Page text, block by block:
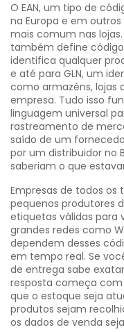
O EAN, um tipo de
na Europa e em outros
mais comum nas lojas.
também define
identifica qualquer
e até para GLN, um
como armazéns, lojas
empresa. Tudo isso
linguagem universal
rastreamento de
saído de um
por um distribuidor no
saberiam o que
Empresas de todos os
pequenos produtores
etiquetas válidas para
grandes redes como
dependem desses
em tempo real. Se
de entrega sabe
resposta começa com
que o estoque seja
produtos sejam
os dados de venda